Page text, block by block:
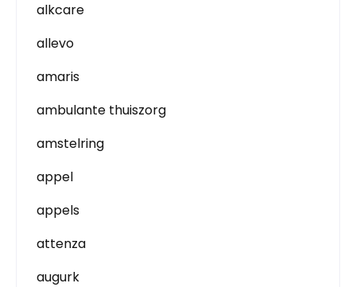
alkcare
allevo
amaris
ambulante thuiszorg
amstelring
appel
appels
attenza
augurk